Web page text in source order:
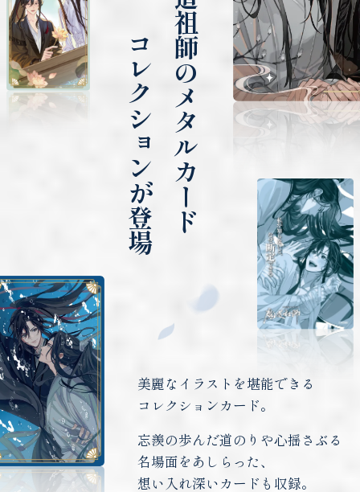
魔道祖師のメタルカード
コレクションが登場
美麗なイラストを堪能できる
コレクションカード。
忘羨の歩んだ道のりや心揺さぶる
名場面をあしらった、
想い入れ深いカードも収録。